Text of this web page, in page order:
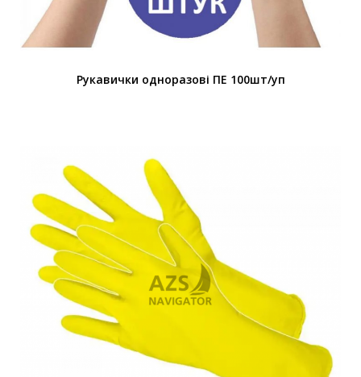
Рукавички одноразові ПЕ 100шт/уп